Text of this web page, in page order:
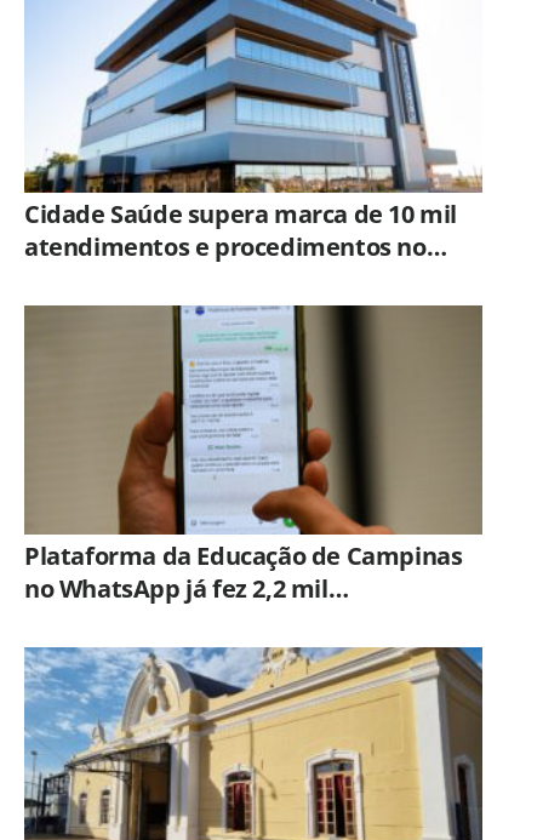
Cidade Saúde supera marca de 10 mil
atendimentos e procedimentos no
Santa Bárbara
Plataforma da Educação de Campinas
no WhatsApp já fez 2,2 mil